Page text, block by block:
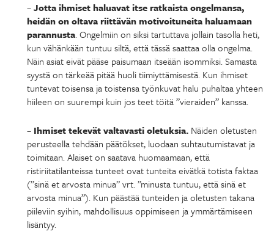
–Jotta ihmiset haluavat itse ratkaista ongelmansa,
heidän on oltava riittävän motivoituneita haluamaan
parannusta. Ongelmiin on siksi tartuttava jollain tasolla heti,
kun vähänkään tuntuu siltä, että tässä saattaa olla ongelma.
Näin asiat eivät pääse paisumaan itseään isommiksi. Samasta
syystä on tärkeää pitää huoli tiimiyttämisestä. Kun ihmiset
tuntevat toisensa ja toistensa työnkuvat halu puhaltaa yhteen
hiileen on suurempi kuin jos teet töitä ”vieraiden” kanssa.
– Ihmiset tekevät valtavasti oletuksia. Näiden oletusten
perusteella tehdään päätökset, luodaan suhtautumistavat ja
toimitaan. Alaiset on saatava huomaamaan, että
ristiriitatilanteissa tunteet ovat tunteita eivätkä totista faktaa
(”sinä et arvosta minua” vrt. ”minusta tuntuu, että sinä et
arvosta minua”). Kun päästää tunteiden ja oletusten takana
piileviin syihin, mahdollisuus oppimiseen ja ymmärtämiseen
lisäntyy.